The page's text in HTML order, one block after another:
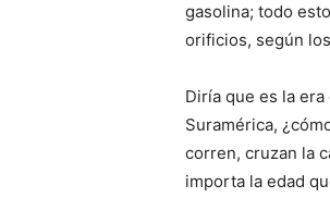
gasolina; todo
orificios, según
Diría que es la
Suramérica,
corren, cruzan la
importa la edad